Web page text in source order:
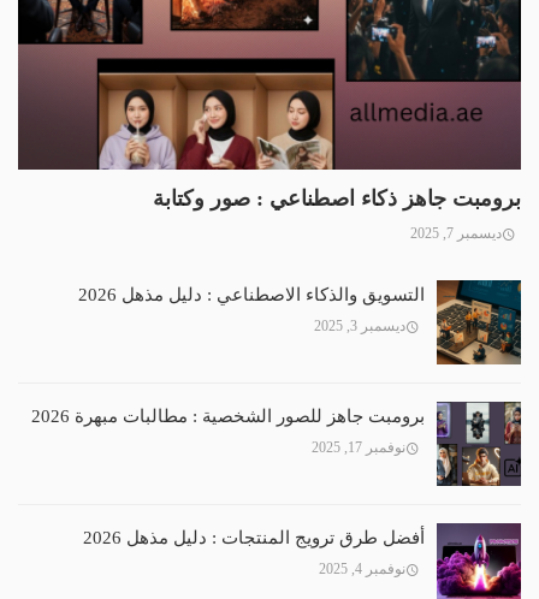
برومبت جاهز ذكاء اصطناعي : صور وكتابة
ديسمبر 7, 2025
التسويق والذكاء الاصطناعي : دليل مذهل 2026
ديسمبر 3, 2025
برومبت جاهز للصور الشخصية : مطالبات مبهرة 2026
نوفمبر 17, 2025
أفضل طرق ترويج المنتجات : دليل مذهل 2026
نوفمبر 4, 2025